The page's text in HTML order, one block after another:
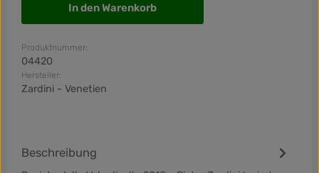
In den Warenkorb
Produktnummer:
04420
Hersteller:
Zardini - Venetien
Beschreibung